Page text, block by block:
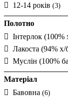
12-14 років (3)
Полотно
Інтерлок (100%
Лакоста (94%
Муслін (100%
Матеріал
Бавовна (6)